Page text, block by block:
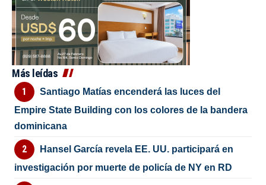
Más leídas
Santiago Matías encenderá las luces del
Empire State Building con los colores de la bandera
dominicana
Hansel García revela EE. UU. participará en
investigación por muerte de policía de NY en RD